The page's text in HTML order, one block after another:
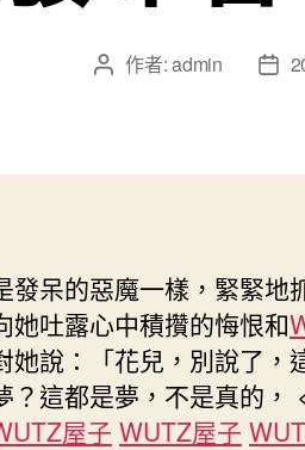
文 作者:admin
文
日
發呆的惡魔一樣，緊緊地
她吐露心中積攢的悔恨和
她說：「花兒，別說了，
？這都是夢，不是真的
屋子 WUTZ屋子